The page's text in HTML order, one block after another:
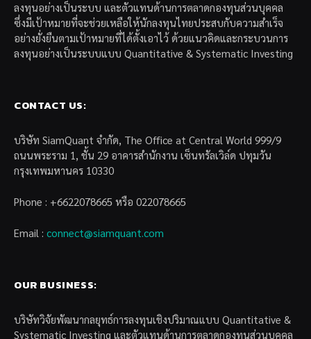
ลงทุนอย่างเป็นระบบ และตัวแทนด้านการตลาดกองทุนส่วนบุคคล
ซึ่งมีเป้าหมายที่จะช่วยเหลือให้นักลงทุนไทยประสบกับความสำเร็จ
อย่างยั่งยืนตามเป้าหมายที่ได้ตั้งเอาไว้ ด้วยแนวคิดและกระบวนการ
ลงทุนอย่างเป็นระบบแบบ Quantitative & Systematic Investing
CONTACT US:
บริษัท SiamQuant จำกัด, The Office at Central World 999/9
ถนนพระราม 1, ชั้น 29 อาคารสำนักงาน เซ็นทรัลเวิล์ด ปทุมวัน
กรุงเทพมหานคร 10330
Phone : +6622078665 หรือ 022078665
Email : connect@siamquant.com
OUR BUSINESS:
บริษัทวิจัยพัฒนากลยุทธ์การลงทุนเชิงปริมาณแบบ Quantitative &
Systematic Investing และตัวแทนด้านการตลาดกองทุนส่วนบุคคล